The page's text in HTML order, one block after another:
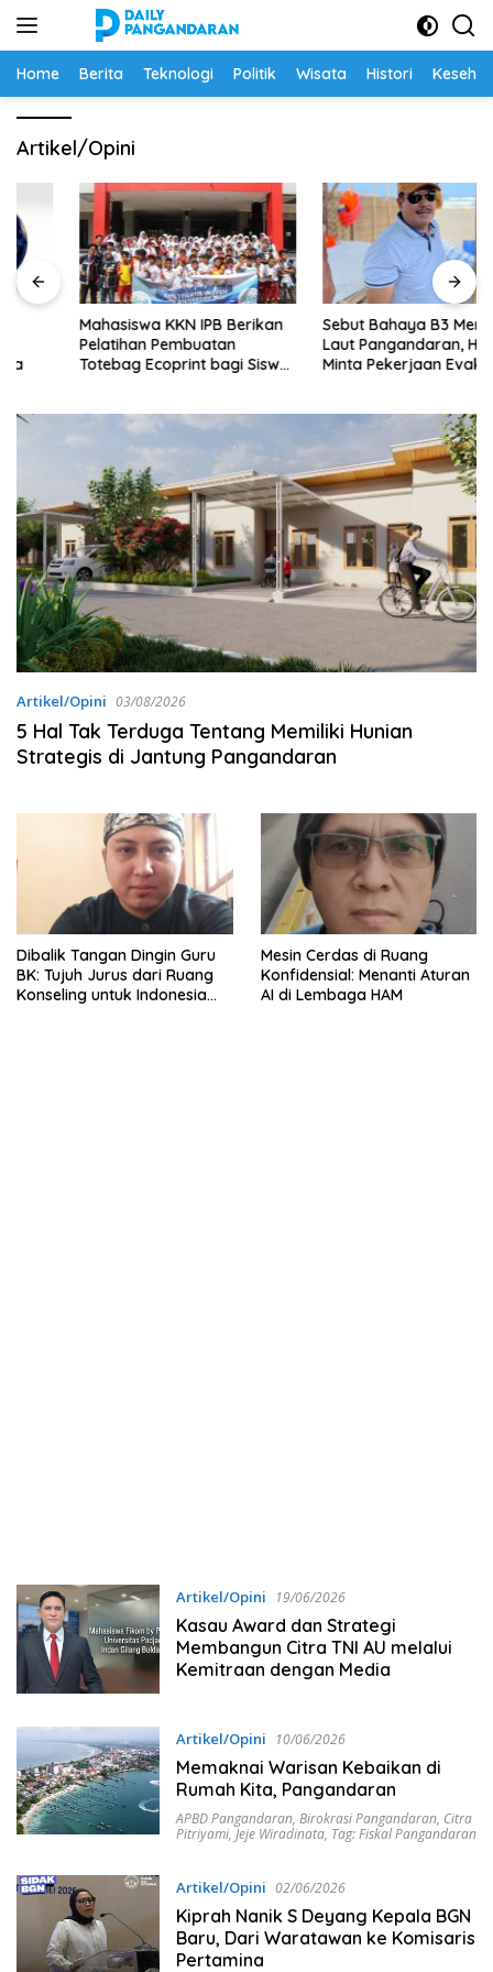
Home Berita Teknologi Politik Wisata Histori
Artikel/Opini
Mahasiswa KKN IPB Berikan
Pelatihan Pembuatan
Totebag Ecoprint bagi Siswa
Sebut Bahaya B3 Mengintai
Laut Pangandaran, HNSI
Minta Pekerjaan Evakuasi
Artikel/Opini 03/08/2026
5 Hal Tak Terduga Tentang Memiliki Hunian
Strategis di Jantung Pangandaran
Dibalik Tangan Dingin Guru
BK: Tujuh Jurus dari Ruang
Konseling untuk Indonesia
Mesin Cerdas di Ruang
Konfidensial: Menanti Aturan
AI di Lembaga HAM
Artikel/Opini 19/06/2026
Kasau Award dan Strategi
Membangun Citra TNI AU melalui
Kemitraan dengan Media
Artikel/Opini 10/06/2026
Memaknai Warisan Kebaikan di
Rumah Kita, Pangandaran
APBD Pangandaran, Birokrasi Pangandaran, Citra
Pitriyami, Jeje Wiradinata, Tag: Fiskal Pangandaran
Artikel/Opini 02/06/2026
Kiprah Nanik S Deyang Kepala BGN
Baru, Dari Waratawan ke Komisaris
Pertamina